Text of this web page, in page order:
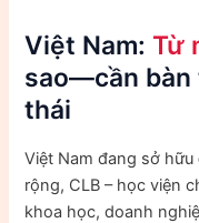
Việt Nam: Từ
sao—cần bàn
thái
Việt Nam đang sở hữu
rộng, CLB – học viện
khoa học, doanh